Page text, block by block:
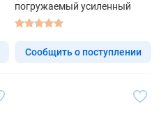
погружаемый усиленный
Сообщить о поступлении